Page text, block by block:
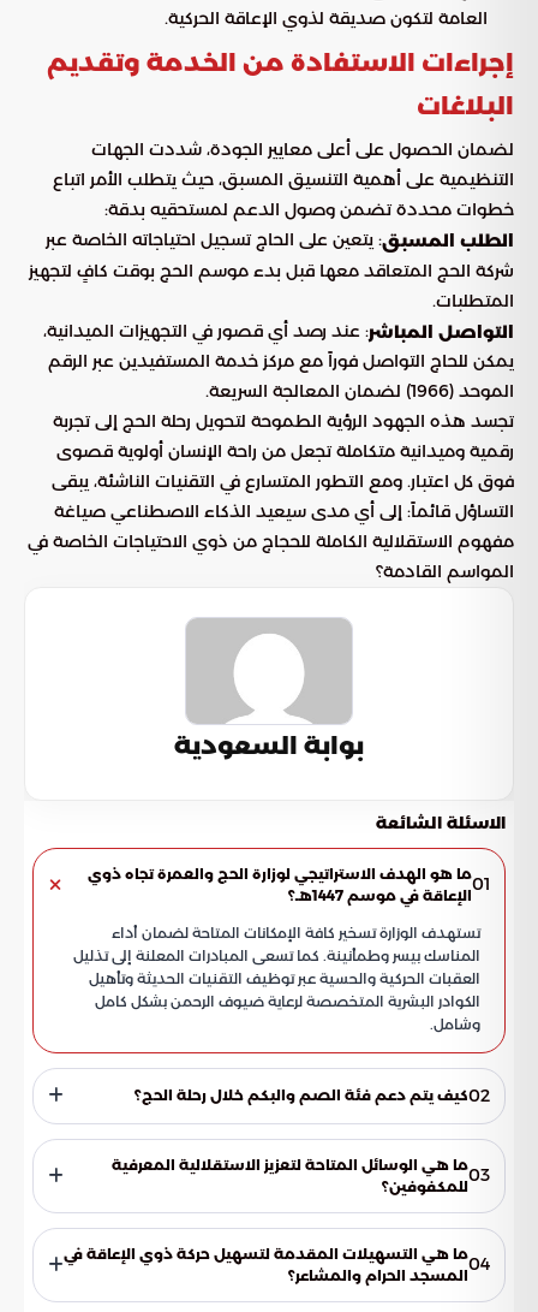
العامة لتكون صديقة لذوي الإعاقة الحركية.
إجراءات الاستفادة من الخدمة وتقديم
البلاغات
لضمان الحصول على أعلى معايير الجودة، شددت الجهات
التنظيمية على أهمية التنسيق المسبق، حيث يتطلب الأمر اتباع
خطوات محددة تضمن وصول الدعم لمستحقيه بدقة:
الطلب المسبق: يتعين على الحاج تسجيل احتياجاته الخاصة عبر
شركة الحج المتعاقد معها قبل بدء موسم الحج بوقت كافٍ لتجهيز
المتطلبات.
التواصل المباشر: عند رصد أي قصور في التجهيزات الميدانية،
يمكن للحاج التواصل فوراً مع مركز خدمة المستفيدين عبر الرقم
الموحد (1966) لضمان المعالجة السريعة.
تجسد هذه الجهود الرؤية الطموحة لتحويل رحلة الحج إلى تجربة
رقمية وميدانية متكاملة تجعل من راحة الإنسان أولوية قصوى
فوق كل اعتبار. ومع التطور المتسارع في التقنيات الناشئة، يبقى
التساؤل قائماً: إلى أي مدى سيعيد الذكاء الاصطناعي صياغة
مفهوم الاستقلالية الكاملة للحجاج من ذوي الاحتياجات الخاصة في
المواسم القادمة؟
بوابة السعودية
الاسئلة الشائعة
01ما هو الهدف الاستراتيجي لوزارة الحج والعمرة تجاه ذوي
الإعاقة في موسم 1447هـ؟
تستهدف الوزارة تسخير كافة الإمكانات المتاحة لضمان أداء
المناسك بيسر وطمأنينة. كما تسعى المبادرات المعلنة إلى تذليل
العقبات الحركية والحسية عبر توظيف التقنيات الحديثة وتأهيل
الكوادر البشرية المتخصصة لرعاية ضيوف الرحمن بشكل كامل
وشامل.
02كيف يتم دعم فئة الصم والبكم خلال رحلة الحج؟
الترجمة الفورية بلغة الإشارة في مختلف المواقع والمشاعر
المقدسة. يضمن ذلك وصول المعلومات والإرشادات اللازمة لهم03ما هي الوسائل المتاحة لتعزيز الاستقلالية المعرفية
للمكفوفين؟
ومطبوعة بلغة "برايل". تهدف هذه الخطوة إلى تمكين المكفوفين
من القراءة والاطلاع المستقل على الإرشادات الشرعية
والتنظيمية، مما يعزز تجربتهم الإيمانية دون الحاجة للاعتماد الكلي
04ما هي التسهيلات المقدمة لتسهيل حركة ذوي الإعاقة في
المسجد الحرام والمشاعر؟